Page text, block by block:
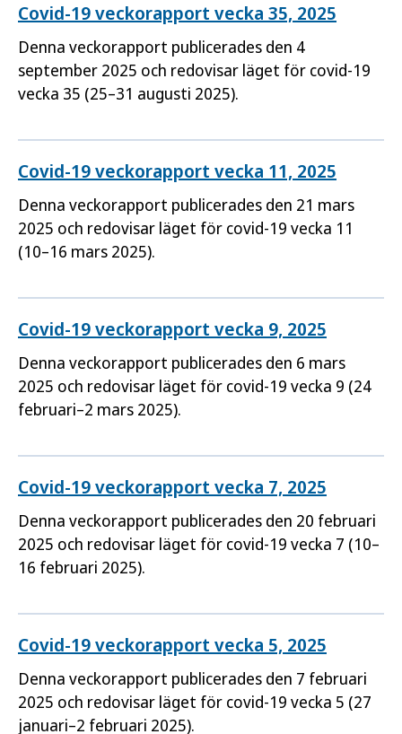
Covid-19 veckorapport vecka 35, 2025
Denna veckorapport publicerades den 4
september 2025 och redovisar läget för covid-19
vecka 35 (25–31 augusti 2025).
Covid-19 veckorapport vecka 11, 2025
Denna veckorapport publicerades den 21 mars
2025 och redovisar läget för covid-19 vecka 11
(10–16 mars 2025).
Covid-19 veckorapport vecka 9, 2025
Denna veckorapport publicerades den 6 mars
2025 och redovisar läget för covid-19 vecka 9 (24
februari–2 mars 2025).
Covid-19 veckorapport vecka 7, 2025
Denna veckorapport publicerades den 20 februari
2025 och redovisar läget för covid-19 vecka 7 (10–
16 februari 2025).
Covid-19 veckorapport vecka 5, 2025
Denna veckorapport publicerades den 7 februari
2025 och redovisar läget för covid-19 vecka 5 (27
januari–2 februari 2025).